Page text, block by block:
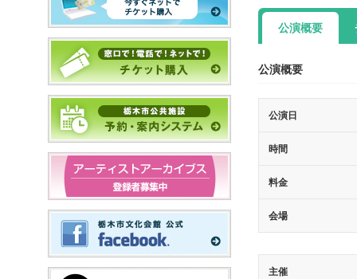
公演概要
公演概要
公演日
時間
料金
会場
主催